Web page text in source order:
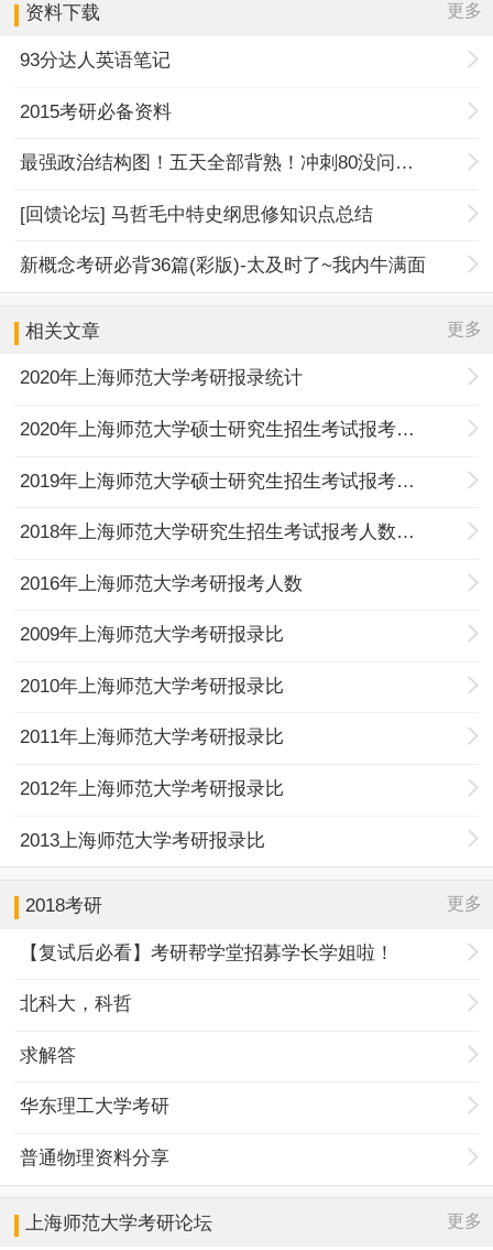
资料下载 更多
93分达人英语笔记
2015考研必备资料
最强政治结构图！五天全部背熟！冲刺80没问题！
[回馈论坛] 马哲毛中特史纲思修知识点总结
新概念考研必背36篇(彩版)-太及时了~我内牛满面
相关文章 更多
2020年上海师范大学考研报录统计
2020年上海师范大学硕士研究生招生考试报考人数统计
2019年上海师范大学硕士研究生招生考试报考人数统计
2018年上海师范大学研究生招生考试报考人数统计
2016年上海师范大学考研报考人数
2009年上海师范大学考研报录比
2010年上海师范大学考研报录比
2011年上海师范大学考研报录比
2012年上海师范大学考研报录比
2013上海师范大学考研报录比
2018考研 更多
【复试后必看】考研帮学堂招募学长学姐啦！
北科大，科哲
求解答
华东理工大学考研
普通物理资料分享
上海师范大学考研论坛 更多